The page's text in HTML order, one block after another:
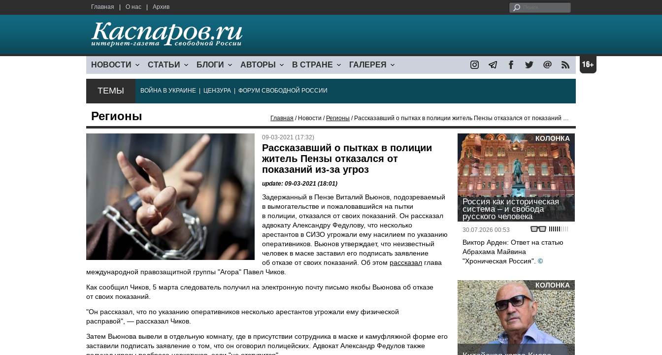
Главная О нас Архив
НОВОСТИ СТАТЬИ БЛОГИ АВТОРЫ В СТРАНЕ ГАЛЕРЕЯ
ТЕМЫ ВОЙНА В УКРАИНЕ ЦЕНЗУРА ФОРУМ СВОБОДНОЙ РОССИИ
Регионы Главная / Новости / Регионы / Рассказавший о пытках в полиции житель Пензы отказался от показаний из-за угроз
09-03-2021 (17:32)
Рассказавший о пытках в полиции
житель Пензы отказался от
показаний из-за угроз
update: 09-03-2021 (18:01)
Задержанный в Пензе Виталий Вьюнов, подозреваемый
в вымогательстве и пожаловавшийся на пытки
в полиции, отказался от своих показаний. Он рассказал
адвокату Александру Федулову, что несколько
арестантов в СИЗО угрожали ему насилием по указанию
оперативников. Вьюнов утверждает, что неизвестный
человек в маске заставил его подписать заявление
об отказе от своих показаний. Об этом рассказал глава
международной правозащитной группы "Агора" Павел Чиков.
Как сообщил Чиков, 5 марта следователь получил на электронную почту письмо якобы Вьюнова об отказе
от своих показаний.
"Он рассказал, что по указанию оперативников несколько арестантов угрожали ему физической
расправой", — рассказал Чиков.
Затем Вьюнова вывели в отдельную комнату, где в присутствии сотрудника в маске и камуфляжной форме его
заставили подписать заявление о том, что он оговорил полицейских. Адвокат Александр Федулов также
КОЛОНКА
Россия как историческая
система – и свобода
русского человека
30.07.2026 00:53
Виктор Арден: Ответ на статью
Абрахама Майвина
"Хроническая Россия". ©
КОЛОНКА